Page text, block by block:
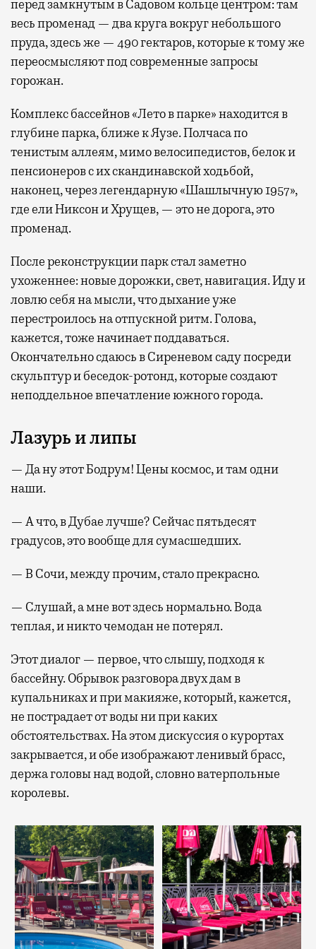
перед замкнутым в Садовом кольце центром: там
весь променад — два круга вокруг небольшого
пруда, здесь же — 490 гектаров, которые к тому же
переосмысляют под современные запросы
горожан.
Комплекс бассейнов «Лето в парке» находится в
глубине парка, ближе к Яузе. Полчаса по
тенистым аллеям, мимо велосипедистов, белок и
пенсионеров с их скандинавской ходьбой,
наконец, через легендарную «Шашлычную 1957»,
где ели Никсон и Хрущев, — это не дорога, это
променад.
После реконструкции парк стал заметно
ухоженнее: новые дорожки, свет, навигация. Иду и
ловлю себя на мысли, что дыхание уже
перестроилось на отпускной ритм. Голова,
кажется, тоже начинает поддаваться.
Окончательно сдаюсь в Сиреневом саду посреди
скульптур и беседок-ротонд, которые создают
неподдельное впечатление южного города.
Лазурь и липы
— Да ну этот Бодрум! Цены космос, и там одни
наши.
— А что, в Дубае лучше? Сейчас пятьдесят
градусов, это вообще для сумасшедших.
— В Сочи, между прочим, стало прекрасно.
— Слушай, а мне вот здесь нормально. Вода
теплая, и никто чемодан не потерял.
Этот диалог — первое, что слышу, подходя к
бассейну. Обрывок разговора двух дам в
купальниках и при макияже, который, кажется,
не пострадает от воды ни при каких
обстоятельствах. На этом дискуссия о курортах
закрывается, и обе изображают ленивый брасс,
держа головы над водой, словно ватерпольные
королевы.